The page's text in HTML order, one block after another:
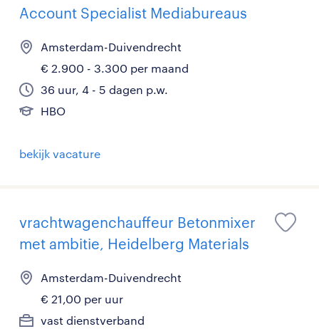
Account Specialist Mediabureaus
Amsterdam-Duivendrecht
€ 2.900 - 3.300 per maand
36 uur, 4 - 5 dagen p.w.
HBO
bekijk vacature
vrachtwagenchauffeur Betonmixer
met ambitie, Heidelberg Materials
Amsterdam-Duivendrecht
€ 21,00 per uur
vast dienstverband